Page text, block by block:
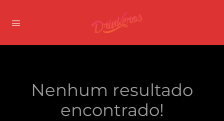
Nenhum resultado
encontrado!